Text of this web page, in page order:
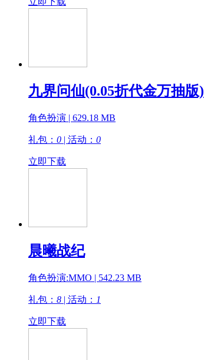
九界问仙(0.05折代金万抽版)
角色扮演 | 629.18 MB
礼包： 0 | 活动： 0
立即下载
晨曦战纪
角色扮演:MMO | 542.23 MB
礼包： 8 | 活动： 1
立即下载